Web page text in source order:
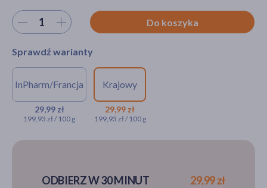
Wybierz ilość Do koszyka
Sprawdź warianty
InPharm/Francja
29,99 zł
199,93 zł / 100 g
NA RECEPTĘ
Diprolene, 0,64 mg/g, maść, 15
g (import równoległy,
Krajowy
29,99 zł
199,93 zł / 100 g
29,99 zł
ODBIERZ W 30 MINUT 29,99 zł